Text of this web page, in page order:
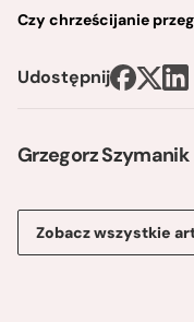
Grzegorz Szymanik
Zobacz wszystkie
Czy chrześcijanie
Udostępnij